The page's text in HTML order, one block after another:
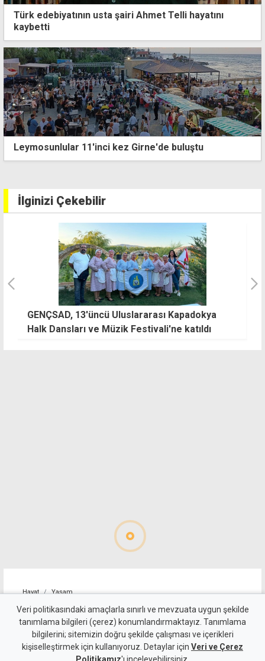
Türk edebiyatının usta şairi Ahmet Telli hayatını
kaybetti
Leymosunlular 11'inci kez Girne'de buluştu
İlginizi Çekebilir
GENÇSAD, 13'üncü Uluslararası Kapadokya
Halk Dansları ve Müzik Festivali'ne katıldı
Hayat Yaşam
Cansever tedavi gördüğü
hastanede hayatını kaybetti
Veri politikasındaki amaçlarla sınırlı ve mevzuata uygun şekilde
tanımlama bilgileri (çerez) konumlandırmaktayız. Tanımlama
bilgilerini; sitemizin doğru şekilde çalışması ve içerikleri
kişiselleştirmek için kullanıyoruz. Detaylar için Veri ve Çerez